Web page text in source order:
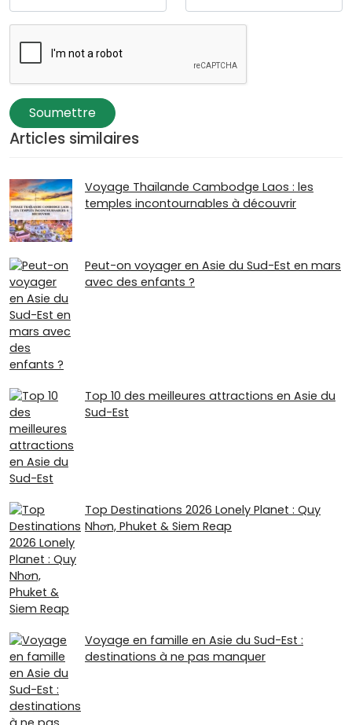
Soumettre
Articles similaires
Voyage Thaïlande Cambodge Laos : les
temples incontournables à découvrir
Peut-on voyager en Asie du Sud-Est en mars
avec des enfants ?
Top 10 des meilleures attractions en Asie du
Sud-Est
Top Destinations 2026 Lonely Planet : Quy
Nhơn, Phuket & Siem Reap
Voyage en famille en Asie du Sud-Est :
destinations à ne pas manquer